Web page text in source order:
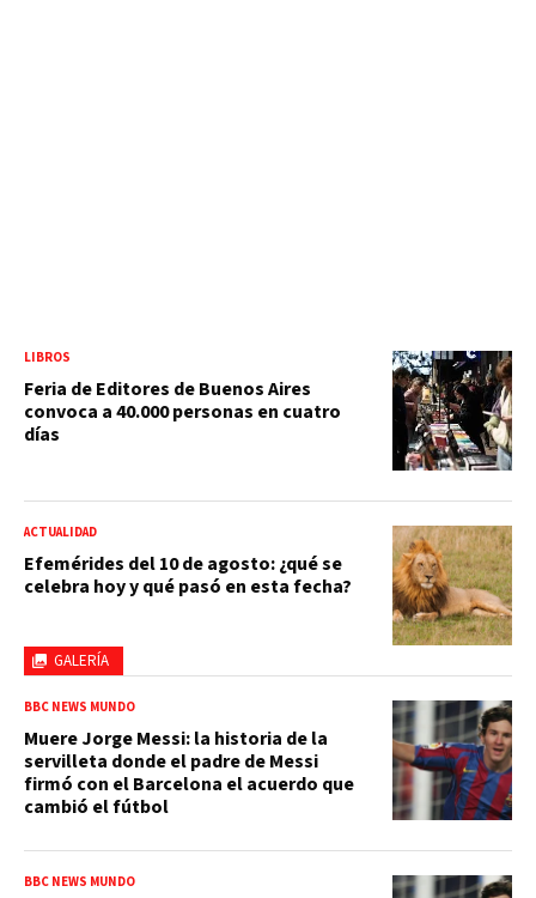
LIBROS
Feria de Editores de Buenos Aires
convoca a 40.000 personas en cuatro
días
GALERÍA
ACTUALIDAD
Efemérides del 10 de agosto: ¿qué se
celebra hoy y qué pasó en esta fecha?
BBC NEWS MUNDO
Muere Jorge Messi: la historia de la
servilleta donde el padre de Messi
firmó con el Barcelona el acuerdo que
cambió el fútbol
BBC NEWS MUNDO